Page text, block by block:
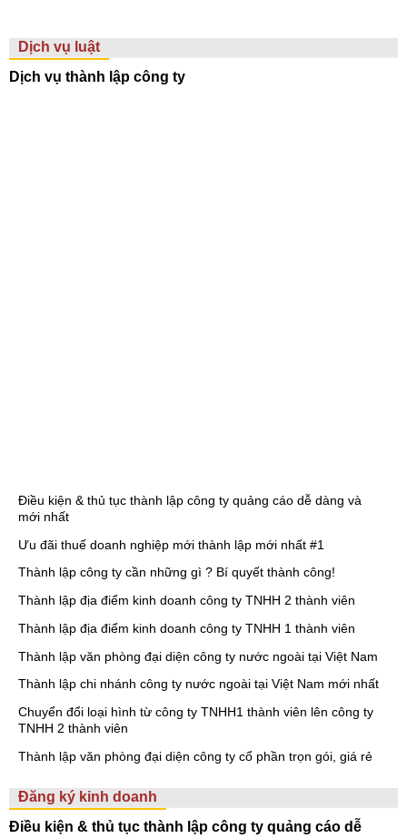
Dịch vụ luật
Dịch vụ thành lập công ty
Điều kiện & thủ tục thành lập công ty quảng cáo dễ dàng và
mới nhất
Ưu đãi thuế doanh nghiệp mới thành lập mới nhất #1
Thành lập công ty cần những gì ? Bí quyết thành công!
Thành lập địa điểm kinh doanh công ty TNHH 2 thành viên
Thành lập địa điểm kinh doanh công ty TNHH 1 thành viên
Thành lập văn phòng đại diện công ty nước ngoài tại Việt Nam
Thành lập chi nhánh công ty nước ngoài tại Việt Nam mới nhất
Chuyển đổi loại hình từ công ty TNHH1 thành viên lên công ty
TNHH 2 thành viên
Thành lập văn phòng đại diện công ty cổ phần trọn gói, giá rẻ
Đăng ký kinh doanh
Điều kiện & thủ tục thành lập công ty quảng cáo dễ